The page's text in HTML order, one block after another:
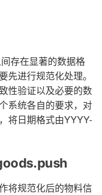
存在显著的数据格
先进行规范化处理。
性验证以及必要的数
系统各自的要求，对
将日期格式由YYYY-
将规范化后的物料信